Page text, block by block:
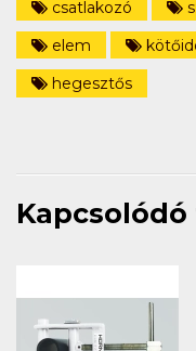
csatlakozó
elem
hegesztős